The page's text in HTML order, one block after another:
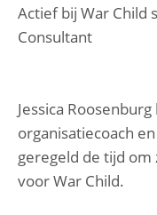
Actief bij War Child
Consultant
Jessica
organisatie­coach
geregeld de tijd
voor War Child.